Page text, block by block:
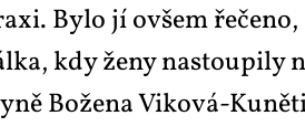
By­lo jí ovšem
kdy že­ny na­stou­pi­ly
Bo­že­na Vi­ko­vá-